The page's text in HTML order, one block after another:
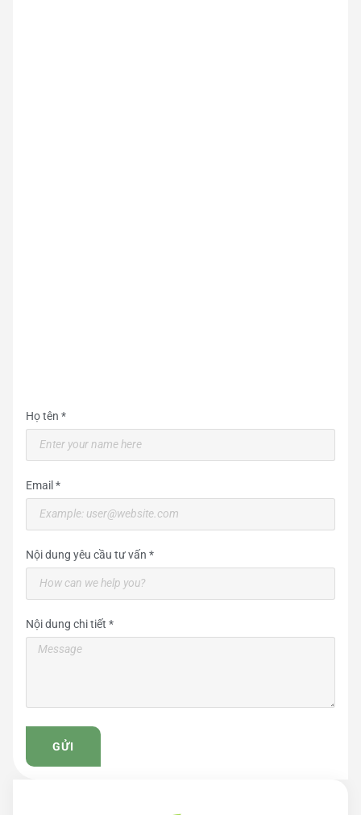
Họ tên *
Email *
Nội dung yêu cầu tư vấn *
Nội dung chi tiết *
GỬI